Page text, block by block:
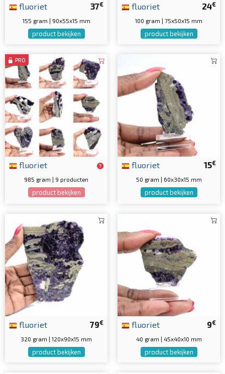
37€
fluoriet
155 gram | 90x55x15 mm
product bekijken
24€
fluoriet
100 gram | 75x50x15 mm
product bekijken
PRO
fluoriet
985 gram | 9 producten
product bekijken
15€
fluoriet
50 gram | 60x30x15 mm
product bekijken
79€
fluoriet
320 gram | 120x90x15 mm
product bekijken
9€
fluoriet
40 gram | 45x40x10 mm
product bekijken